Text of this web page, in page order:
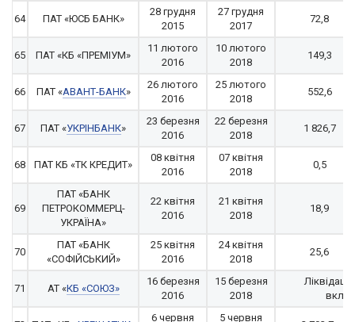
64 ПАТ «ЮСБ БАНК»
28 грудня
2015
27 грудня
2017
72,8
65 ПАТ «КБ «ПРЕМІУМ»
11 лютого
2016
10 лютого
2018
149,3
66 ПАТ «АВАНТ-БАНК»
26 лютого
2016
25 лютого
2018
552,6
67 ПАТ «УКРІНБАНК»
23 березня
2016
22 березня
2018
1 826,7
68 ПАТ КБ «ТК КРЕДИТ»
08 квітня
2016
07 квітня
2018
0,5
69
ПАТ «БАНК
ПЕТРОКОММЕРЦ-
УКРАЇНА»
22 квітня
2016
21 квітня
2018
18,9
70
ПАТ «БАНК
«СОФІЙСЬКИЙ»
25 квітня
2016
24 квітня
2018
25,6
71 АТ «КБ «СОЮЗ»
16 березня
2016
15 березня
2018
6 червня
5 червня